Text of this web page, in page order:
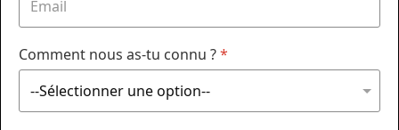
Comment nous as-tu connu ?*